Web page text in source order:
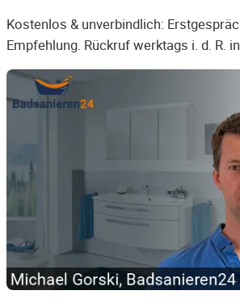
Kostenlos & unverbindlich:
Empfehlung. Rückruf werktags i. d. R.